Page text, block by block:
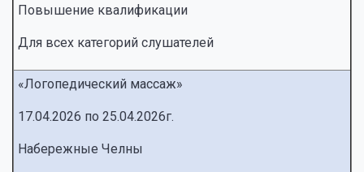
Повышение квалификации
Для всех категорий слушателей
«Логопедический массаж»
17.04.2026 по 25.04.2026г.
Набережные Челны